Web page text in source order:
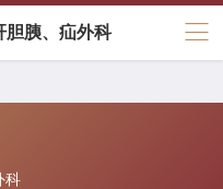
胆胰、疝外科
科